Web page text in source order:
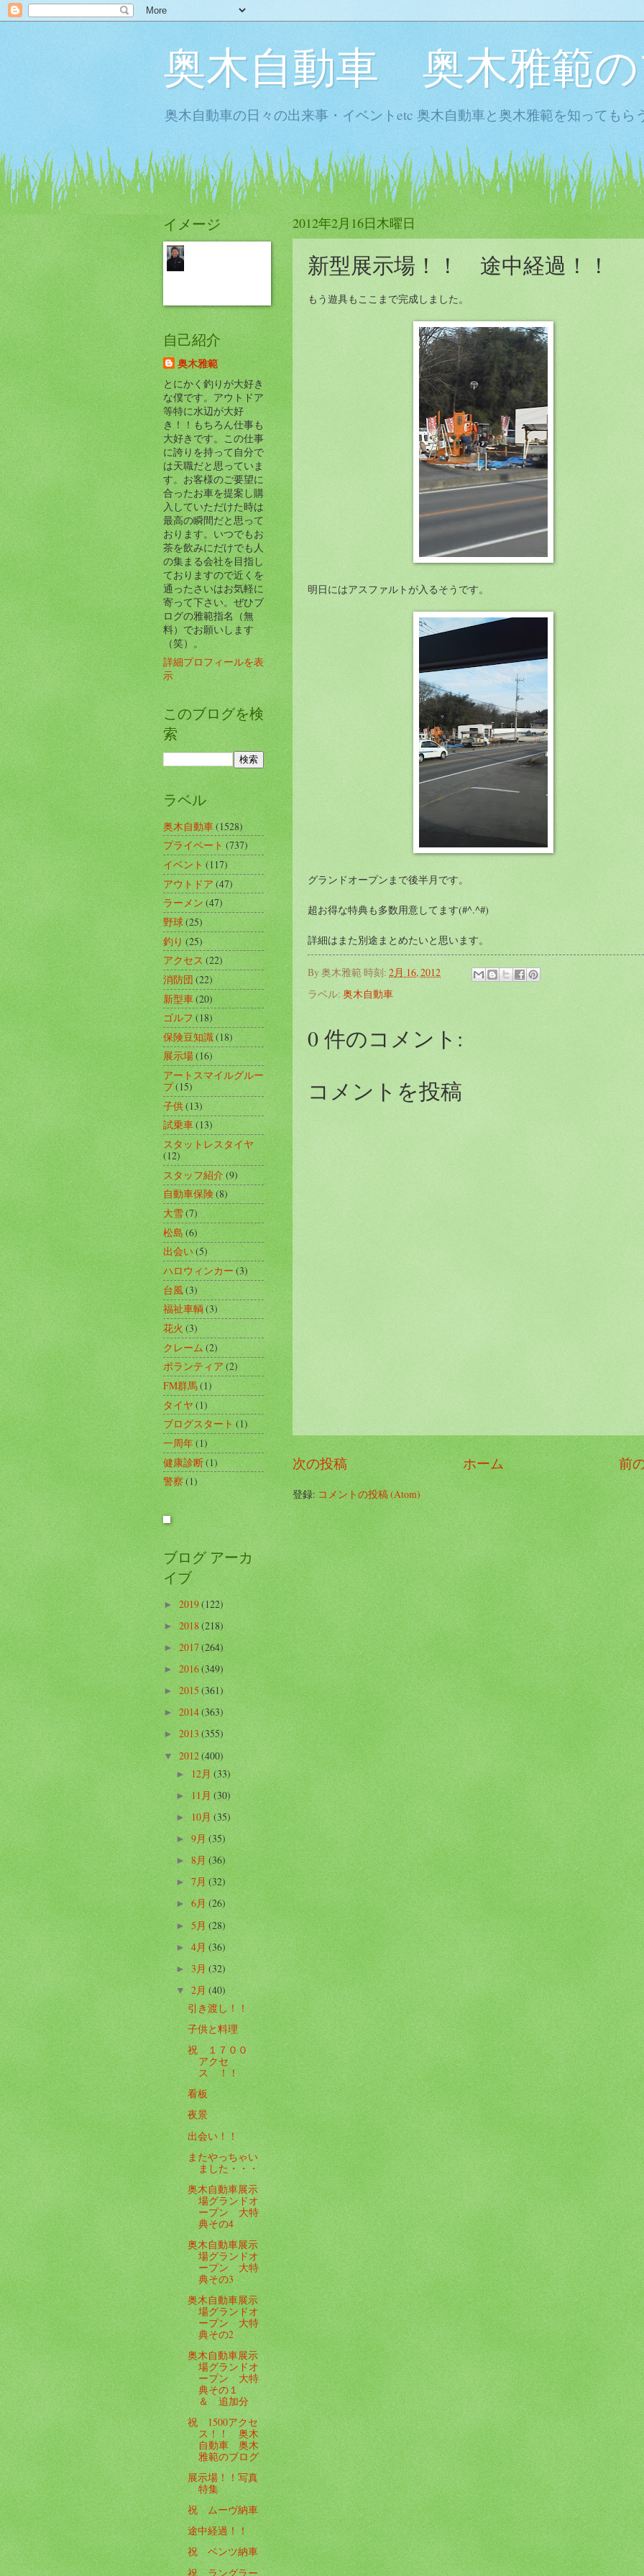
奥木自動車 奥木雅範
奥木自動車の日々の出来事・イベントetc 奥木自動車と奥木雅範を知ってもら
2012年2月16日木曜日
新型展示場！！ 途中経過！！
もう遊具もここまで完成しました。
明日にはアスファルトが入るそうです。
グランドオープンまで後半月です。
超お得な特典も多数用意してます(#^.^#)
詳細はまた別途まとめたいと思います。
By 奥木雅範 時刻: 2月 16, 2012
ラベル: 奥木自動車
0 件のコメント:
コメントを投稿
次の投稿 前
ホーム
登録:コメントの投稿 (Atom)
イメージ
自己紹介
奥木雅範
とにかく釣りが大好き
な僕です。アウトドア
等特に水辺が大好
き！！もちろん仕事も
大好きです。この仕事
に誇りを持って自分で
は天職だと思っていま
す。お客様のご要望に
合ったお車を提案し購
入していただけた時は
最高の瞬間だと思って
おります。いつでもお
茶を飲みにだけでも人
の集まる会社を目指し
ておりますので近くを
通ったさいはお気軽に
寄って下さい。ぜひブ
ログの雅範指名（無
料）でお願いします
（笑）。
詳細プロフィールを表
示
このブログを検
索
ラベル
奥木自動車(1528)
プライベート(737)
イベント(117)
アウトドア(47)
ラーメン(47)
野球(25)
釣り(25)
アクセス(22)
消防団(22)
新型車(20)
ゴルフ(18)
保険豆知識(18)
展示場(16)
アートスマイルグルー
プ(15)
子供(13)
試乗車(13)
スタットレスタイヤ
(12)
スタッフ紹介(9)
自動車保険(8)
大雪(7)
松島 (6)
出会い(5)
ハロウィンカー(3)
台風(3)
福祉車輌(3)
花火(3)
クレーム(2)
ボランティア(2)
FM群馬(1)
タイヤ(1)
ブログスタート(1)
一周年(1)
健康診断(1)
警察(1)
ブログ アーカ
イブ
►2019(122)
► 2018(218)
►2017(264)
►2016(349)
►2015(361)
►2014(363)
►2013(355)
▼2012(400)
►12月(33)
►11月(30)
►10月(35)
►9月(35)
►8月(36)
►7月(32)
►6月(26)
►5月(28)
► 4月(36)
►3月(32)
▼2月(40)
引き渡し！！
子供と料理
祝 １７００
アクセ
ス ！！
看板
夜景
出会い！！
またやっちゃい
ました・・・
奥木自動車展示
場グランドオ
ープン 大特
典その4
奥木自動車展示
場グランドオ
ープン 大特
典その3
奥木自動車展示
場グランドオ
ープン 大特
典その2
奥木自動車展示
場グランドオ
ープン 大特
典その１
＆ 追加分
祝 1500アクセ
ス！！ 奥木
自動車 奥木
雅範のブログ
展示場！！写真
特集
祝 ムーヴ納車
途中経過！！
祝 ベンツ納車
祝 ラングラー